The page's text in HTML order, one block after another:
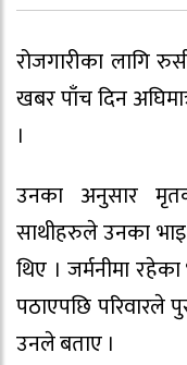
रोजगारीका लागि
खबर पाँच दिन
।
उनका अनुसार
साथीहरुले उनका
थिए । जर्मनीमा
पठाएपछि परिवारले
उनले बताए ।